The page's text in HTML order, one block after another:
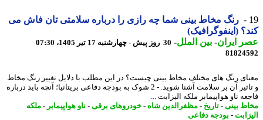
رنگ مخاط بینی شما چه رازی را درباره سلامتی تان فاش می
(اینفوگرافیک)
ایران- بین الملل-30 روز پیش - چهارشنبه 17 تیر 1405، 07:30
رنگ های مختلف مخاط بینی چیست؟ در این مطلب با دلایل تغییر رنگ مخاط
و تاثیر آن بر سلامت آشنا شوید. - 2 شوک به بودجه دفاعی بریتانیا؛ آنچه باید درباره
ناو هواپیمابر ملکه الیزابت ...
بینی -تاریخ- مظفرالدین شاه -خودروهای برقی-ناو هواپیمابر-ملکه
-بودجه دفاعی